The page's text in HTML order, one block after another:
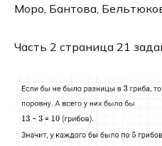
Моро, Бантова,
Часть 2 страница 21